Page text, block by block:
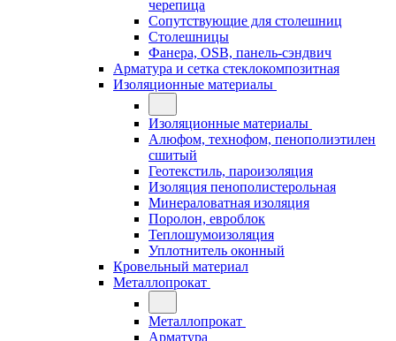
черепица
Сопутствующие для столешниц
Столешницы
Фанера, OSB, панель-сэндвич
Арматура и сетка стеклокомпозитная
Изоляционные материалы
Изоляционные материалы
Алюфом, технофом, пенополиэтилен
сшитый
Геотекстиль, пароизоляция
Изоляция пенополистерольная
Минераловатная изоляция
Поролон, евроблок
Теплошумоизоляция
Уплотнитель оконный
Кровельный материал
Металлопрокат
Металлопрокат
Арматура